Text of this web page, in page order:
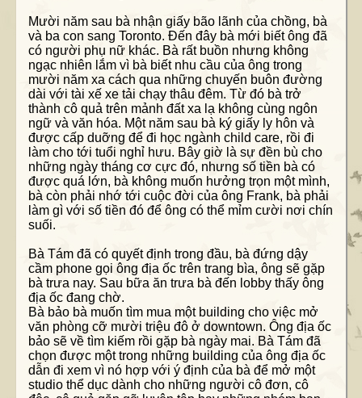
Mười năm sau bà nhận giấy bão lãnh của chồng, bà
và ba con sang Toronto. Đến đây bà mới biết ông đã
có người phụ nữ khác. Bà rất buồn nhưng không
ngạc nhiên lắm vì bà biết nhu cầu của ông trong
mười năm xa cách qua những chuyến buôn đường
dài với tài xế xe tải chạy thâu đêm. Từ đó bà trở
thành cô quả trên mảnh đất xa lạ không cùng ngôn
ngữ và văn hóa. Một năm sau bà ký giấy ly hôn và
được cấp duỡng để đi học ngành child care, rồi đi
làm cho tới tuổi nghỉ hưu. Bây giờ là sự đền bù cho
những ngày tháng cơ cực đó, nhưng số tiền bà có
được quá lớn, bà không muốn hưởng trọn một mình,
bà còn phải nhớ tới cuộc đời của ông Frank, bà phải
làm gì với số tiền đó để ông có thể mỉm cười nơi chín
suối.
Bà Tám đã có quyết định trong đầu, bà đứng dậy
cầm phone gọi ông địa ốc trên trang bìa, ông sẽ gặp
bà trưa nay. Sau bữa ăn trưa bà đến lobby thấy ông
địa ốc đang chờ.
Bà bảo bà muốn tìm mua một building cho việc mở
văn phòng cỡ mười triệu đô ở downtown. Ông địa ốc
bảo sẽ về tìm kiếm rồi gặp bà ngày mai. Bà Tám đã
chọn được một trong những building của ông địa ốc
dẫn đi xem vì nó hợp với ý định của bà để mở một
studio thể dục dành cho những người cô đơn, cô